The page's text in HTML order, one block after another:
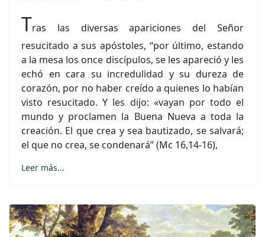
Tras las diversas apariciones del Señor
resucitado a sus apóstoles, “por último, estando
a la mesa los once discípulos, se les apareció y les
echó en cara su incredulidad y su dureza de
corazón, por no haber creído a quienes lo habían
visto resucitado. Y les dijo: «vayan por todo el
mundo y proclamen la Buena Nueva a toda la
creación. El que crea y sea bautizado, se salvará;
el que no crea, se condenará” (Mc 16,14-16),
Leer más...